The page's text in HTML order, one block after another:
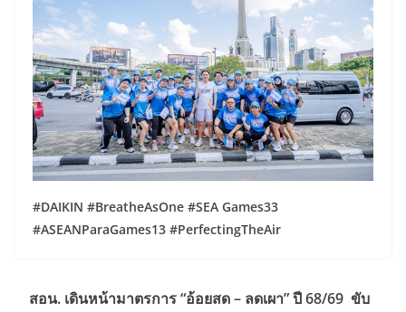
#DAIKIN #BreatheAsOne #SEA Games33
#ASEANParaGames13 #PerfectingTheAir
สอน. เดินหน้ามาตรการ “อ้อยสด – ลดเผา” ปี 68/69 ขับ